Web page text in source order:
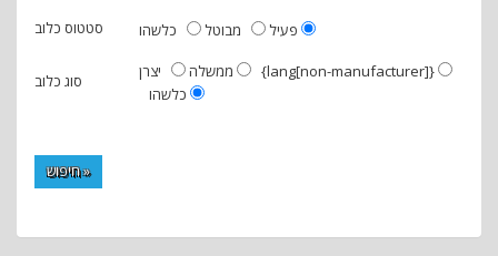
סטטוס כלוב
פעיל מבוטל
סוג כלוב ממשלה
{lang[non-manufacturer]}
חיפוש »